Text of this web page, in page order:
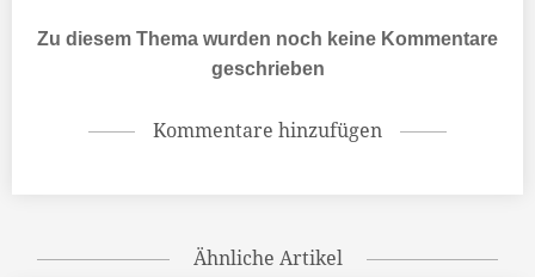
Zu diesem Thema wurden noch keine Kommentare
geschrieben
Kommentare hinzufügen
Ähnliche Artikel